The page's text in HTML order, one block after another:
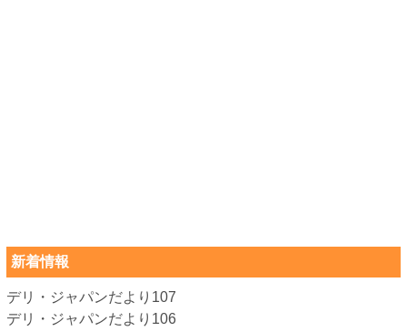
新着情報
デリ・ジャパンだより107
デリ・ジャパンだより106